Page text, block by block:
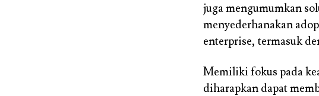
juga mengumumkan
menyederhanakan
enterprise, termasuk
Memiliki fokus pada
diharapkan dapat